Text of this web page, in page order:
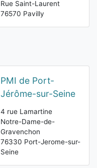
Rue Saint-Laurent
76570 Pavilly
PMI de Port-
Jérôme-sur-Seine
4 rue Lamartine
Notre-Dame-de-
Gravenchon
76330 Port-Jerome-sur-
Seine